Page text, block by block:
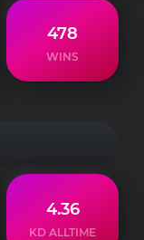
478
WINS
4.36
KD ALLTIME